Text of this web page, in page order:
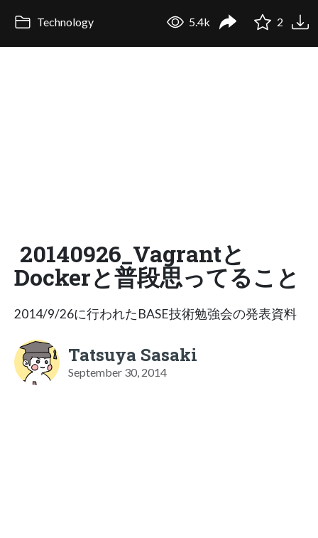
Technology 5.4k 2
20140926_Vagrantと
Dockerと普段思ってること
2014/9/26に行われたBASE技術勉強会の発表資料
Tatsuya Sasaki
September 30, 2014